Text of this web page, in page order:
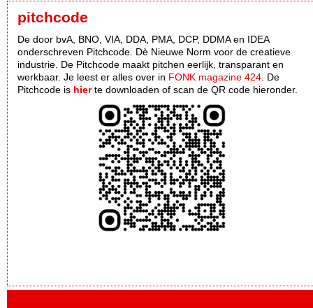
pitchcode
De door bvA, BNO, VIA, DDA, PMA, DCP, DDMA en IDEA
onderschreven Pitchcode. Dè Nieuwe Norm voor de creatieve
industrie. De Pitchcode maakt pitchen eerlijk, transparant en
werkbaar. Je leest er alles over in FONK magazine 424 . De
Pitchcode is hierte downloaden of scan de QR code hieronder.